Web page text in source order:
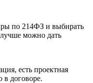
по 214ФЗ и выбирать
можно дать
есть проектная
в договоре.